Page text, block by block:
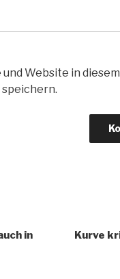
und Website in
in
Kurve